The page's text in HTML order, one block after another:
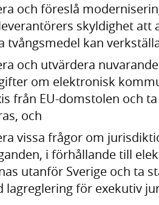
och föreslå
skyldighet att
tvångsmedel kan
och utvärdera
om elektronisk
från EU-domstolen och
och
vissa frågor om
i förhållande till
utanför Sverige och ta
lagreglering för exekutiv